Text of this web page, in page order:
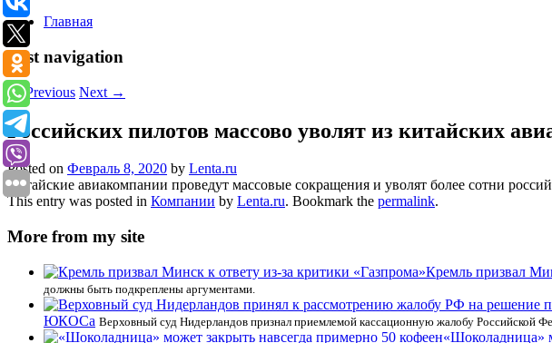
Главная
Post navigation
←Previous Next →
Российских пилотов массово уволят из китайских
Posted on Февраль 8, 2020 by Lenta.ru
Китайские авиакомпании проведут массовые сокращения и уволят более сотни
This entry was posted in Компании by Lenta.ru. Bookmark the permalink.
More from my site
Кремль призвал
должны быть подкреплены аргументами.
ЮКОСа Верховный суд Нидерландов признал приемлемой кассационную жалобу
«Шоколадница»